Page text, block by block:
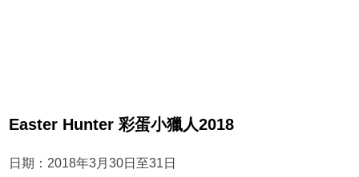
Easter Hunter 彩蛋小獵人2018
日期：2018年3月30日至31日